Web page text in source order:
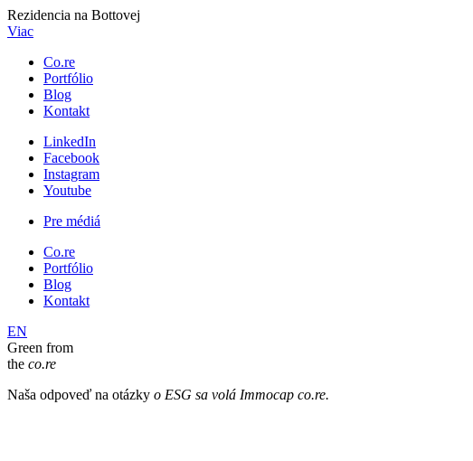
Rezidencia na Bottovej
Viac
Co.re
Portfólio
Blog
Kontakt
LinkedIn
Facebook
Instagram
Youtube
Pre médiá
Co.re
Portfólio
Blog
Kontakt
EN
Green from
the co.re
Naša odpoveď na otázky o ESG sa volá Immocap co.re.